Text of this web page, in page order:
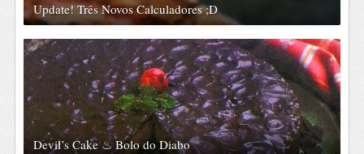
Update! Três Novos Calculadores ;D
Devil’s Cake ♨ Bolo do Diabo